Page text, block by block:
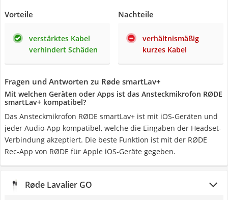
Vorteile
verstärktes Kabel
verhindert Schäden
Nachteile
verhältnismäßig
kurzes Kabel
Fragen und Antworten zu Røde smartLav+
Mit welchen Geräten oder Apps ist das Ansteckmikrofon RØDE
smartLav+ kompatibel?
Das Ansteckmikrofon RØDE smartLav+ ist mit iOS-Geräten und
jeder Audio-App kompatibel, welche die Eingaben der Headset-
Verbindung akzeptiert. Die beste Funktion ist mit der RØDE
Rec-App von RØDE für Apple iOS-Geräte gegeben.
Røde Lavalier GO